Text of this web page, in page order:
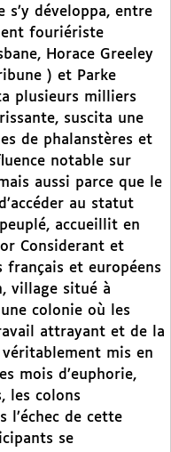
s’y développa, entre
fouriériste
Horace Greeley
) et Parke
plusieurs milliers
suscita une
de phalanstères et
notable sur
aussi parce que le
au statut
accueillit en
Considerant et
français et européens
village situé à
colonie où les
attrayant et de la
mis en
mois d’euphorie,
les colons
l’échec de cette
se